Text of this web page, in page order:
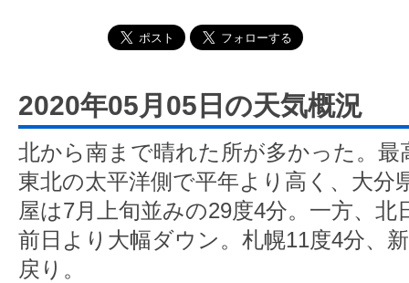
2020年05月05日の天気概況
北から南まで晴れた所が多かった。最
東北の太平洋側で平年より高く、大分
屋は7月上旬並みの29度4分。一方、
前日より大幅ダウン。札幌11度4分、
戻り。